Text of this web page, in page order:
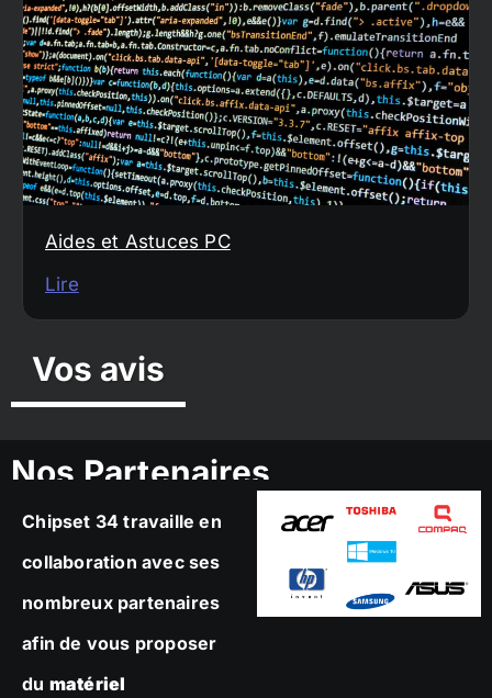
Aides et Astuces PC
Lire
Vos avis
Nos Partenaires
Chipset 34 travaille en
collaboration avec ses
nombreux partenaires
afin de vous proposer
du matériel